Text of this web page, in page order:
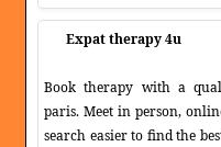
Expat therapy 4u
Book therapy with a
paris. Meet in person,
search easier to find the